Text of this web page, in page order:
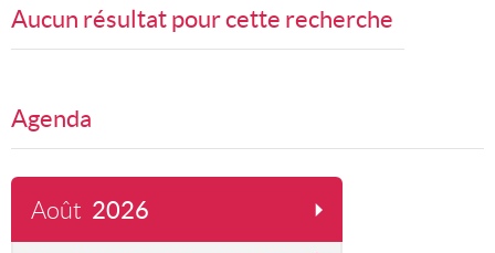
Suggestions
Aucun résultat pour cette recherche
Agenda
Août 2026